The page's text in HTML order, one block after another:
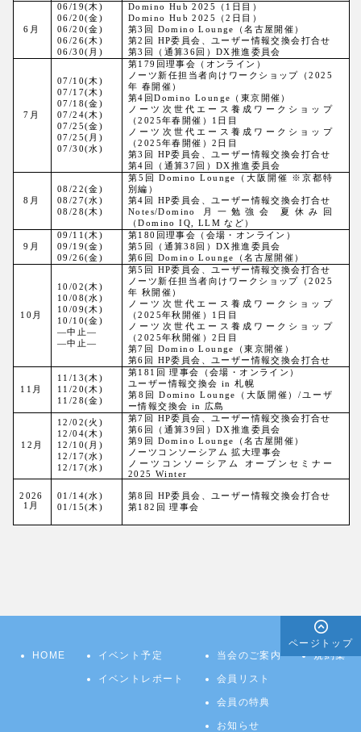
6 月
06/19(木)
06/20(金)
06/20(金)
06/26(木)
06/30(月)
Domino Hub 2025（1日目）
Domino Hub 2025（2日目）
第3回 Domino Lounge（名古屋開催）
第2回 HP委員会、ユーザー情報交換会打合せ
第3回（通算36回）DX推進委員会
7 月
07/10(木)
07/17(木)
07/18(金)
07/24(木)
07/25(金)
07/25(月)
07/30(水)
第179回理事会（オンライン）
ノーツ新任担当者向けワークショップ（2025
年 春開催）
第4回Domino Lounge（東京開催）
ノーツ次世代エース養成ワークショップ
（2025年春開催）1日目
ノーツ次世代エース養成ワークショップ
（2025年春開催）2日目
第3回 HP委員会、ユーザー情報交換会打合せ
第4回（通算37回）DX推進委員会
8 月
08/22(金)
08/27(水)
08/28(木)
第5回 Domino Lounge（大阪開催 ※京都特
別編）
第4回 HP委員会、ユーザー情報交換会打合せ
Notes/Domino 月一勉強会 夏休み回
（Domino IQ, LLM など）
9 月
09/11(木)
09/19(金)
09/26(金)
第180回理事会（会場・オンライン）
第5回（通算38回）DX推進委員会
第6回 Domino Lounge（名古屋開催）
10 月
10/02(木)
10/08(水)
10/09(木)
10/10(金)
―中止―
―中止―
第5回 HP委員会、ユーザー情報交換会打合せ
ノーツ新任担当者向けワークショップ（2025
年 秋開催）
ノーツ次世代エース養成ワークショップ
（2025年秋開催）1日目
ノーツ次世代エース養成ワークショップ
（2025年秋開催）2日目
第7回 Domino Lounge（東京開催）
第6回 HP委員会、ユーザー情報交換会打合せ
11 月
11/13(木)
11/20(木)
11/28(金)
第181回 理事会（会場・オンライン）
ユーザー情報交換会 in 札幌
第8回 Domino Lounge（大阪開催）/ユーザ
ー情報交換会 in 広島
12 月
12/02(火)
12/04(木)
12/10(月)
12/17(水)
12/17(水)
第7回 HP委員会、ユーザー情報交換会打合せ
第6回（通算39回）DX推進委員会
第9回 Domino Lounge（名古屋開催）
ノーツコンソーシアム 拡大理事会
ノーツコンソーシアム オープンセミナー
2025 Winter
2026
1月
01/14(水)
01/15(木)
第8回 HP委員会、ユーザー情報交換会打合せ
第182回 理事会
HOME イベント予定
イベントレポート
当会のご案内
会員リスト
会員の特典
お知らせ
規約集
ページトップ